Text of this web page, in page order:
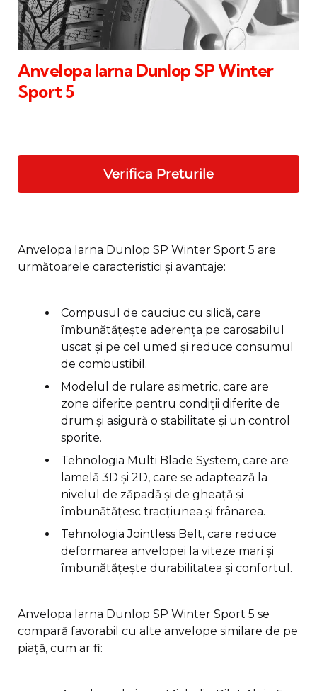
Anvelopa Iarna Dunlop SP Winter
Sport 5
Verifica Preturile
Anvelopa Iarna Dunlop SP Winter Sport 5 are
următoarele caracteristici și avantaje:
Compusul de cauciuc cu silică, care
îmbunătățește aderența pe carosabilul
uscat și pe cel umed și reduce consumul
de combustibil.
Modelul de rulare asimetric, care are
zone diferite pentru condiții diferite de
drum și asigură o stabilitate și un control
sporite.
Tehnologia Multi Blade System, care are
lamelă 3D și 2D, care se adaptează la
nivelul de zăpadă și de gheață și
îmbunătățesc tracțiunea și frânarea.
Tehnologia Jointless Belt, care reduce
deformarea anvelopei la viteze mari și
îmbunătățește durabilitatea și confortul.
Anvelopa Iarna Dunlop SP Winter Sport 5 se
compară favorabil cu alte anvelope similare de pe
piață, cum ar fi: